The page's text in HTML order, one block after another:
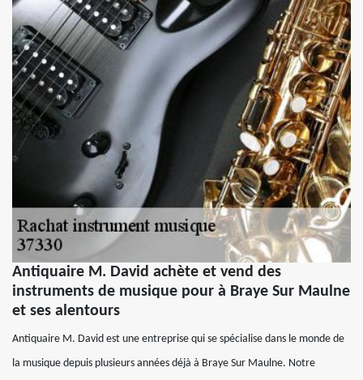
Antiquaire M. David achète et vend des
instruments de musique pour à Braye Sur Maulne
et ses alentours
Antiquaire M. David est une entreprise qui se spécialise dans le monde de
la musique depuis plusieurs années déjà à Braye Sur Maulne. Notre